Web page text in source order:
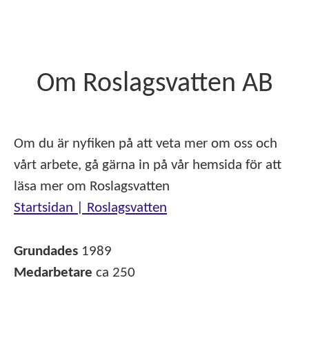
Om Roslagsvatten AB
Om du är nyfiken på att veta mer om oss och
vårt arbete, gå gärna in på vår hemsida för att
läsa mer om Roslagsvatten
Startsidan | Roslagsvatten
Grundades 1989
Medarbetare ca 250